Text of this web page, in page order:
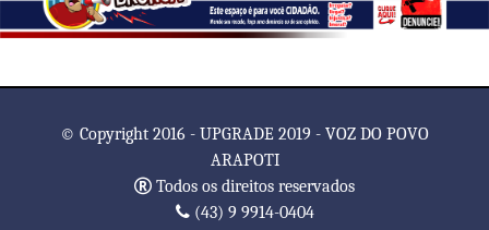
© Copyright 2016 - UPGRADE 2019 - VOZ DO POVO
ARAPOTI
Todos os direitos reservados
(43) 9 9914-0404